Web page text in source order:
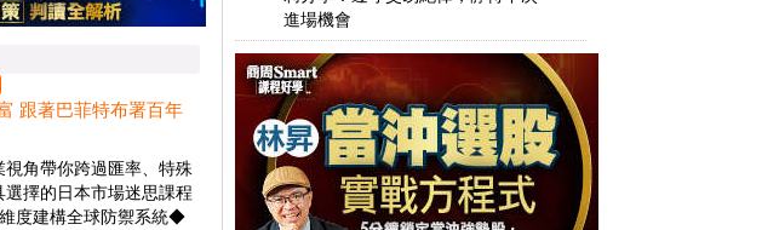
跟著巴菲特布署百年
視角帶你跨過匯率、特殊
擇的日本市場迷思課程
度建構全球防禦系統◆
進場機會